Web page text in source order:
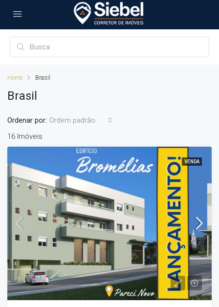
Home Brasil
Brasil
16 Imóveis
Ordenar por: Ordem padrão
VENDA